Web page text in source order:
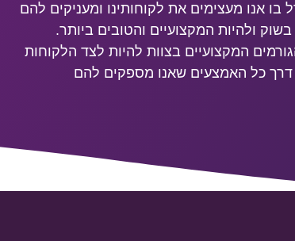
בו אנו מעצימים את לקוחותינו ומעניקים להם
ולהיות המקצועיים והטובים ביותר.
המקצועיים בצוות להיות לצד הלקוחות
דרך כל האמצעים שאנו מספקים להם